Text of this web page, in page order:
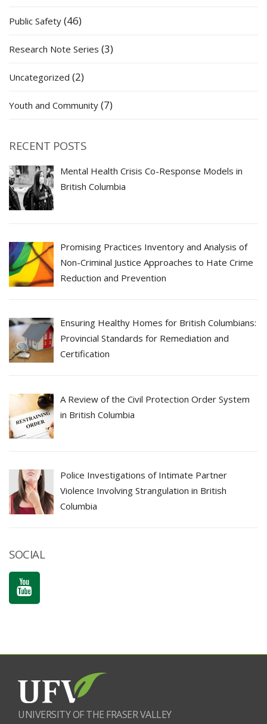
Public Safety (46)
Research Note Series (3)
Uncategorized (2)
Youth and Community (7)
RECENT POSTS
Mental Health Crisis Co-Response Models in
British Columbia
Promising Practices Inventory and Analysis of
Non-Criminal Justice Approaches to Hate Crime
Reduction and Prevention
Ensuring Healthy Homes for British Columbians:
Provincial Standards for Remediation and
Certification
A Review of the Civil Protection Order System
in British Columbia
Police Investigations of Intimate Partner
Violence Involving Strangulation in British
Columbia
SOCIAL
UNIVERSITY OF THE FRASER VALLEY